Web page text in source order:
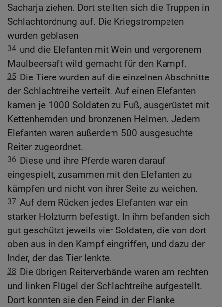
Sacharja ziehen. Dort stellten sich die Truppen in
Schlachtordnung auf. Die Kriegstrompeten
wurden geblasen
34 und die Elefanten mit Wein und vergorenem
Maulbeersaft wild gemacht für den Kampf.
35 Die Tiere wurden auf die einzelnen Abschnitte
der Schlachtreihe verteilt. Auf einen Elefanten
kamen je 1000 Soldaten zu Fuß, ausgerüstet mit
Kettenhemden und bronzenen Helmen. Jedem
Elefanten waren außerdem 500 ausgesuchte
Reiter zugeordnet.
36 Diese und ihre Pferde waren darauf
eingespielt, zusammen mit den Elefanten zu
kämpfen und nicht von ihrer Seite zu weichen.
37 Auf dem Rücken jedes Elefanten war ein
starker Holzturm befestigt. In ihm befanden sich
gut geschützt jeweils vier Soldaten, die von dort
oben aus in den Kampf eingriffen, und dazu der
Inder, der das Tier lenkte.
38 Die übrigen Reiterverbände waren am rechten
und linken Flügel der Schlachtreihe aufgestellt.
Dort konnten sie den Feind in der Flanke